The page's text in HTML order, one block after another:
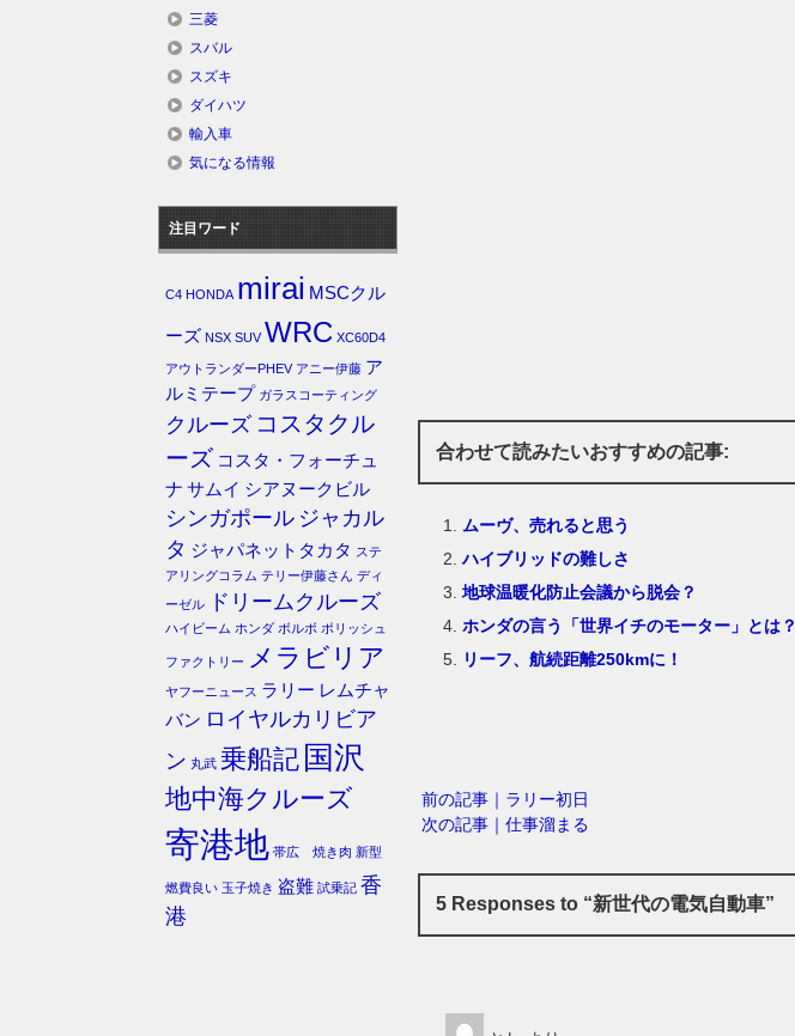
合わせて読みたいおすすめの記事:
ムーヴ、売れると思う
ハイブリッドの難しさ
地球温暖化防止会議から脱会？
ホンダの言う「世界イチのモーター」とは？
リーフ、航続距離250kmに！
前の記事｜ラリー初日
次の記事｜仕事溜まる
5 Responses to “新世代の電気自動車”
三菱
スバル
スズキ
ダイハツ
輸入車
気になる情報
注目ワード
C4 HONDA mirai MSCクル
ーズ NSX SUV WRC XC60D4
アウトランダーPHEV アニー伊藤 ア
ルミテープ ガラスコーティング
クルーズ コスタクル
ーズ コスタ・フォーチュ
ナ サムイ シアヌークビル
シンガポール ジャカル
タ ジャパネットタカタ ステ
アリングコラム テリー伊藤さん ディ
ーゼル
ドリームクルーズ
ハイビーム ホンダ ボルボ ポリッシュ
ファクトリー メラビリア
ヤフーニュース ラリー レムチャ
バン ロイヤルカリビア
ン 丸武 乗船記 国沢
地中海クルーズ
寄港地 帯広 焼き肉 新型
燃費良い 玉子焼き 盗難 試乗記 香
港